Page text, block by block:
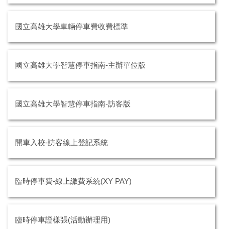
國立高雄大學車輛停車費收費標準
國立高雄大學智慧停車指南-主辦單位版
國立高雄大學智慧停車指南-訪客版
開車入校-訪客線上登記系統
臨時停車費-線上繳費系統(XY PAY)
臨時停車證樣張(活動辦理用)